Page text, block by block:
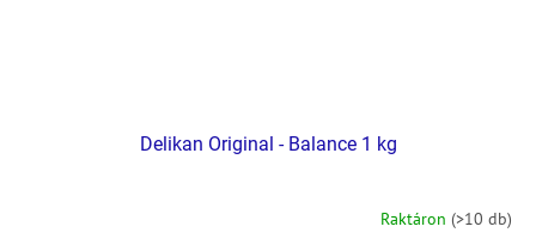
Delikan Original - Balance 1 kg
Raktáron (>10 db)